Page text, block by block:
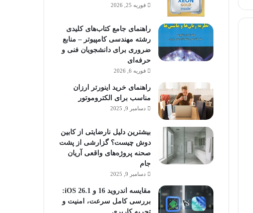
فوریه 25, 2026
راهنمای جامع کتاب‌های کلیدی
رشته مهندسی کامپیوتر – منابع
ضروری برای دانشجویان فنی و
حرفه‌ای
فوریه 6, 2026
راهنمای خرید اینورتر ارزان
مناسب برای الکتروموتور
دسامبر 9, 2025
بیشترین دلیل نارضایتی از کابین
دوش چیست؟ گزارشی از پشت
صحنه پروژه‌های واقعی آریان
جام
دسامبر 9, 2025
مقایسه اندروید 16 و iOS 26.1:
بررسی کامل سرعت، امنیت و